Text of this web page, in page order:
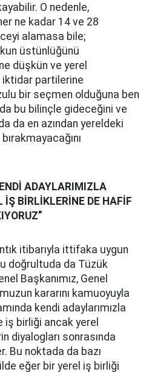
O nedenle,
ne kadar 14 ve 28
alamasa bile;
üstünlüğünü
düşkün ve yerel
partilerine
bir seçmen olduğuna ben
bu bilinçle gideceğini ve
da en azından yereldeki
ADAYLARIMIZLA
İŞ BİRLİKLERİNE DE HAFİF
itibarıyla ittifaka uygun
doğrultuda da Tüzük
Başkanımız, Genel
kararını kamuoyuyla
kendi adaylarımızla
iş birliği ancak yerel
diyalogları sonrasında
Bu noktada da bazı
eğer bir yerel iş birliği